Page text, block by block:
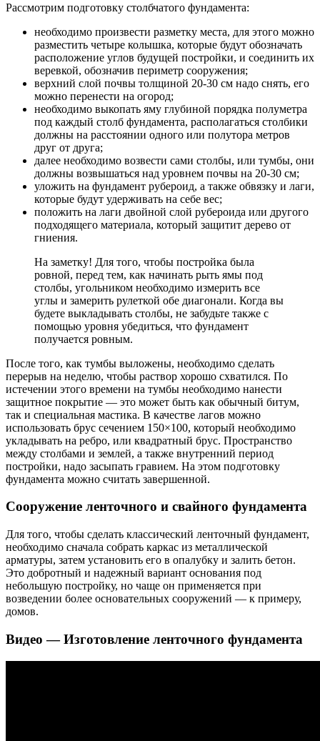
Рассмотрим подготовку столбчатого фундамента:
необходимо произвести разметку места, для этого можно
разместить четыре колышка, которые будут обозначать
расположение углов будущей постройки, и соединить их
веревкой, обозначив периметр сооружения;
верхний слой почвы толщиной 20-30 см надо снять, его
можно перенести на огород;
необходимо выкопать яму глубиной порядка полуметра
под каждый столб фундамента, располагаться столбики
должны на расстоянии одного или полутора метров
друг от друга;
далее необходимо возвести сами столбы, или тумбы, они
должны возвышаться над уровнем почвы на 20-30 см;
уложить на фундамент рубероид, а также обвязку и лаги,
которые будут удерживать на себе вес;
положить на лаги двойной слой рубероида или другого
подходящего материала, который защитит дерево от
гниения.
На заметку! Для того, чтобы постройка была
ровной, перед тем, как начинать рыть ямы под
столбы, угольником необходимо измерить все
углы и замерить рулеткой обе диагонали. Когда вы
будете выкладывать столбы, не забудьте также с
помощью уровня убедиться, что фундамент
получается ровным.
После того, как тумбы выложены, необходимо сделать
перерыв на неделю, чтобы раствор хорошо схватился. По
истечении этого времени на тумбы необходимо нанести
защитное покрытие — это может быть как обычный битум,
так и специальная мастика. В качестве лагов можно
использовать брус сечением 150×100, который необходимо
укладывать на ребро, или квадратный брус. Пространство
между столбами и землей, а также внутренний период
постройки, надо засыпать гравием. На этом подготовку
фундамента можно считать завершенной.
Сооружение ленточного и свайного фундамента
Для того, чтобы сделать классический ленточный фундамент,
необходимо сначала собрать каркас из металлической
арматуры, затем установить его в опалубку и залить бетон.
Это добротный и надежный вариант основания под
небольшую постройку, но чаще он применяется при
возведении более основательных сооружений — к примеру,
домов.
Видео — Изготовление ленточного фундамента